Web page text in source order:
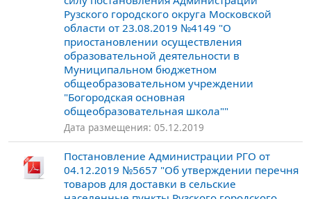
Рузского городского округа Московской
области от 23.08.2019 №4149 "О
приостановлении осуществления
образовательной деятельности в
Муниципальном бюджетном
общеобразовательном учреждении
"Богородская основная
общеобразовательная школа""
Дата размещения: 05.12.2019
Постановление Администрации РГО от
04.12.2019 №5657 "Об утверждении перечня
товаров для доставки в сельские